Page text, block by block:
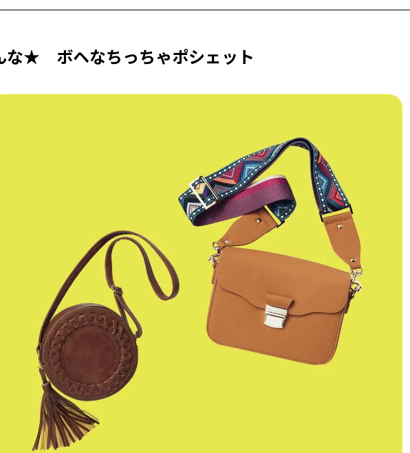
な★ ボヘなちっちゃポシェット